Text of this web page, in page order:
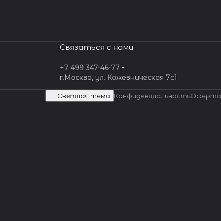
Связаться с нами
+7 499 347-46-77
г.Москва, ул. Кожевническая 7c1
Светлая тема КонфиденциальностьОферта